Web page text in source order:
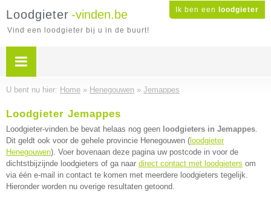
Ik ben een loodgieter
Loodgieter -vinden.be
Vind een loodgieter bij u in de buurt!
U bent nu hier: Home » Henegouwen » Jemappes
Loodgieter Jemappes
Loodgieter-vinden.be bevat helaas nog geen loodgieters in Jemappes.
Dit geldt ook voor de gehele provincie Henegouwen ( loodgieter
Henegouwen). Voer bovenaan deze pagina uw postcode in voor de
dichtstbijzijnde loodgieters of ga naar direct contact met loodgieters om
via één e-mail in contact te komen met meerdere loodgieters tegelijk.
Hieronder worden nu overige resultaten getoond.